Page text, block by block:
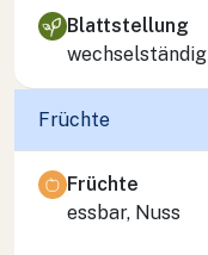
Blattstellung
wechselständig
Früchte
Früchte
essbar, Nuss